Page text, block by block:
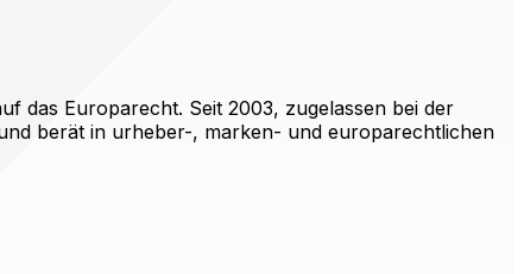
das Europarecht. Seit 2003, zugelassen bei der
berät in urheber-, marken- und europarechtlichen